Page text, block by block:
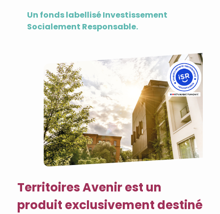
Un fonds labellisé Investissement
Socialement Responsable.
Territoires Avenir est un
produit exclusivement destiné